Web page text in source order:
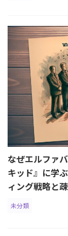
なぜエルファ
キッド』に学
ィング戦略と
未分類